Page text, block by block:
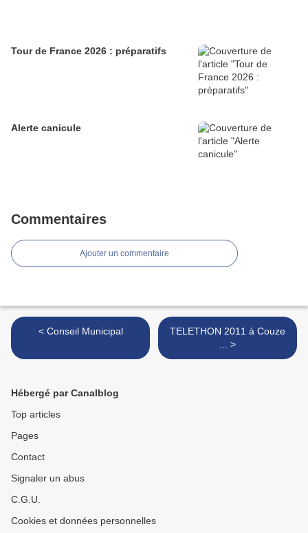
Tour de France 2026 : préparatifs
Alerte canicule
Commentaires
Ajouter un commentaire
< Conseil Municipal
TELETHON 2011 à Couze
... >
Hébergé par Canalblog
Top articles
Pages
Contact
Signaler un abus
C.G.U.
Cookies et données personnelles